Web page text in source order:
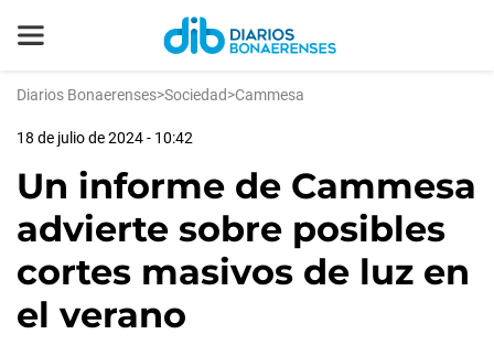
Diarios Bonaerenses>Sociedad>Cammesa
18 de julio de 2024 - 10:42
Un informe de Cammesa
advierte sobre posibles
cortes masivos de luz en
el verano